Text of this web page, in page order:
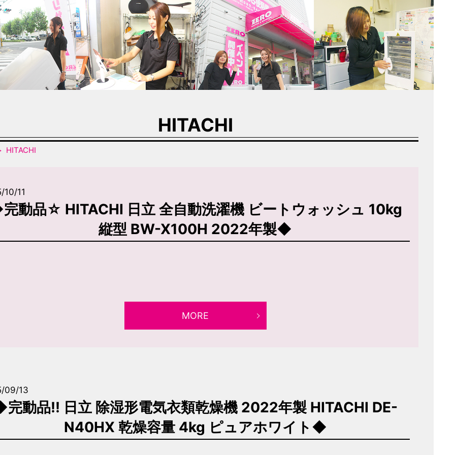
HITACHI
HITACHI
10/11
動品☆ HITACHI 日立 全自動洗濯機 ビートウォッシュ 10kg
縦型 BW-X100H 2022年製◆
MORE
09/13
動品!! 日立 除湿形電気衣類乾燥機 2022年製 HITACHI DE-
N40HX 乾燥容量 4kg ピュアホワイト◆